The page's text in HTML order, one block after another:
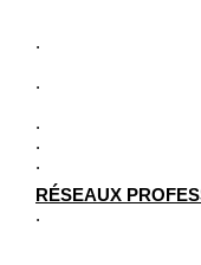
.
.
.
.
.
RÉSEAUX
.